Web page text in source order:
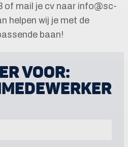
of mail je cv naar info@sc-
helpen wij je met de
baan!
VOOR: